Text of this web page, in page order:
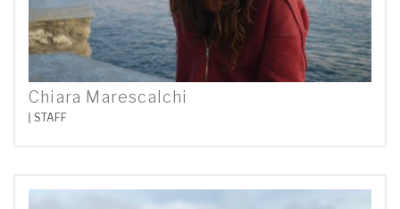
Chiara Marescalchi
STAFF